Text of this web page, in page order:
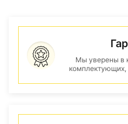
Мы уверены в
комплектующих,